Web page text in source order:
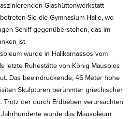
Glashüttenwerkstatt
Sie die Gymnasium-Halle, wo
Schiff gegenüberstehen, das im
ist.
wurde in Halikarnassos vom
letzte Ruhestätte von König Mausolos
Das beeindruckende, 46 Meter hohe
Skulpturen berühmter griechischer
Trotz der durch Erdbeben verursachten
wurde das Mausoleum